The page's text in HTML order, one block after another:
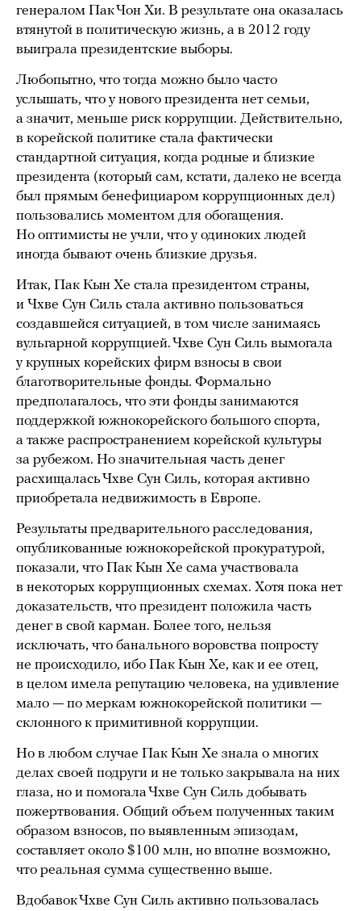
генералом Пак Чон Хи. В результате она оказалась
втянутой в политическую жизнь, а в 2012 году
выиграла президентские выборы.
Любопытно, что тогда можно было часто
услышать, что у нового президента нет семьи,
а значит, меньше риск коррупции. Действительно,
в корейской политике стала фактически
стандартной ситуация, когда родные и близкие
президента (который сам, кстати, далеко не всегда
был прямым бенефициаром коррупционных дел)
пользовались моментом для обогащения.
Но оптимисты не учли, что у одиноких людей
иногда бывают очень близкие друзья.
Итак, Пак Кын Хе стала президентом страны,
и Чхве Сун Силь стала активно пользоваться
создавшейся ситуацией, в том числе занимаясь
вульгарной коррупцией. Чхве Сун Силь вымогала
у крупных корейских фирм взносы в свои
благотворительные фонды. Формально
предполагалось, что эти фонды занимаются
поддержкой южнокорейского большого спорта,
а также распространением корейской культуры
за рубежом. Но значительная часть денег
расхищалась Чхве Сун Силь, которая активно
приобретала недвижимость в Европе.
Результаты предварительного расследования,
опубликованные южнокорейской прокуратурой,
показали, что Пак Кын Хе сама участвовала
в некоторых коррупционных схемах. Хотя пока нет
доказательств, что президент положила часть
денег в свой карман. Более того, нельзя
исключать, что банального воровства попросту
не происходило, ибо Пак Кын Хе, как и ее отец,
в целом имела репутацию человека, на удивление
мало — по меркам южнокорейской политики —
склонного к примитивной коррупции.
Но в любом случае Пак Кын Хе знала о многих
делах своей подруги и не только закрывала на них
глаза, но и помогала Чхве Сун Силь добывать
пожертвования. Общий объем полученных таким
образом взносов, по выявленным эпизодам,
составляет около $100 млн, но вполне возможно,
что реальная сумма существенно выше.
Вдобавок Чхве Сун Силь активно пользовалась